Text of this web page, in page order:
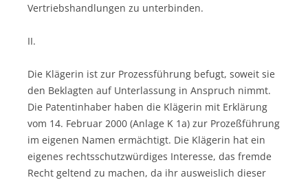
Vertriebshandlungen zu unterbinden.
II.
Die Klägerin ist zur Prozessführung befugt, soweit sie
den Beklagten auf Unterlassung in Anspruch nimmt.
Die Patentinhaber haben die Klägerin mit Erklärung
vom 14. Februar 2000 (Anlage K 1a) zur Prozeßführung
im eigenen Namen ermächtigt. Die Klägerin hat ein
eigenes rechtsschutzwürdiges Interesse, das fremde
Recht geltend zu machen, da ihr ausweislich dieser